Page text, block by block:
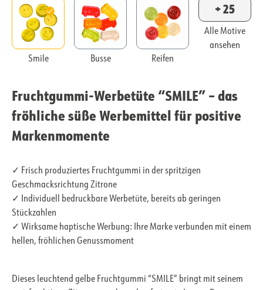
Smile Busse Reifen
+ 25
Alle Motive
ansehen
Fruchtgummi-Werbetüte “SMILE” – das
fröhliche süße Werbemittel für positive
Markenmomente
✓ Frisch produziertes Fruchtgummi in der spritzigen
Geschmacksrichtung Zitrone
✓ Individuell bedruckbare Werbetüte, bereits ab geringen
Stückzahlen
✓ Wirksame haptische Werbung: Ihre Marke verbunden mit einem
hellen, fröhlichen Genussmoment
Dieses leuchtend gelbe Fruchtgummi “SMILE” bringt mit seinem